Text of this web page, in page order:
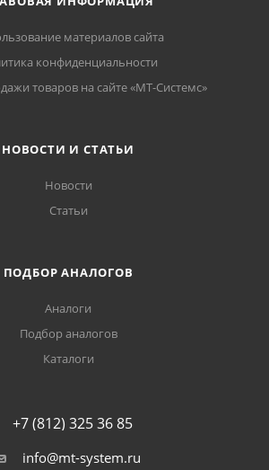
материалов сайта
конфиденциальности
товаров на сайте «МТ-Системс»
НОВОСТИ И СТАТЬИ
Новости
Статьи
ПОДБОР АНАЛОГОВ
Аналоги
Подбор аналогов
Каталоги
+7 (812) 325 36 85
info@mt-system.ru